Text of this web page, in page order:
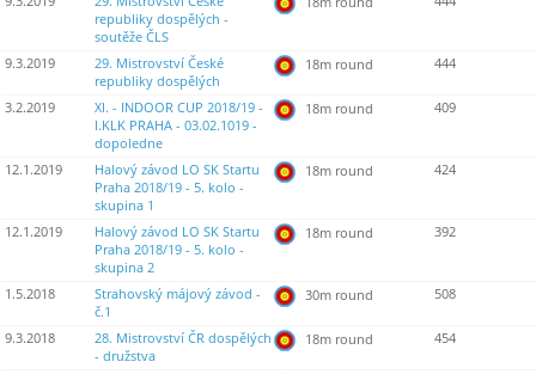
republiky dospělých -
soutěže ČLS
9.3.2019
29. Mistrovství České
republiky dospělých
18m round 444
3.2.2019
XI. - INDOOR CUP 2018/19 -
I.KLK PRAHA - 03.02.1019 -
dopoledne
18m round 409
12.1.2019
Halový závod LO SK Startu
Praha 2018/19 - 5. kolo -
skupina 1
18m round 424
12.1.2019
Halový závod LO SK Startu
Praha 2018/19 - 5. kolo -
skupina 2
18m round 392
1.5.2018
Strahovský májový závod -
č.1
30m round 508
9.3.2018
28. Mistrovství ČR dospělých
- družstva
18m round 454